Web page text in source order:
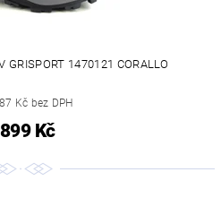
GRISPORT 1470121 CORALLO
Kč bez DPH
Kč